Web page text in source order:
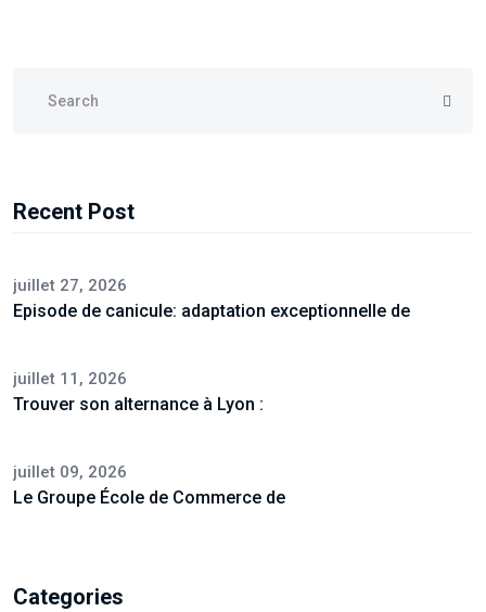
Recent Post
juillet 27, 2026
Episode de canicule: adaptation exceptionnelle de
juillet 11, 2026
Trouver son alternance à Lyon :
juillet 09, 2026
Le Groupe École de Commerce de
Categories